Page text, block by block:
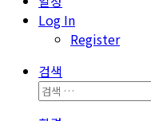
Log In
Register
검색
검